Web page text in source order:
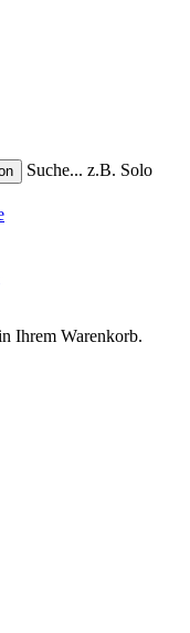
Suche... z.B. Solo
Ihrem Warenkorb.